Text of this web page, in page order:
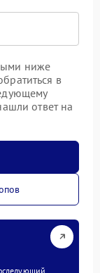
ниже
в
ответ на